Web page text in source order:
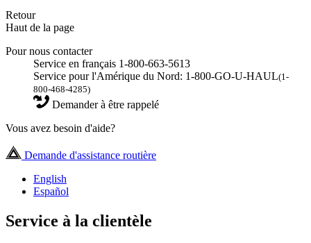
Retour
Haut de la page
Pour nous contacter
Service en français 1-800-663-5613
Service pour l'Amérique du Nord: 1-800-GO-U-HAUL(1-
800-468-4285)
Demander à être rappelé
Vous avez besoin d'aide?
Demande d'assistance routière
English
Español
Service à la clientèle